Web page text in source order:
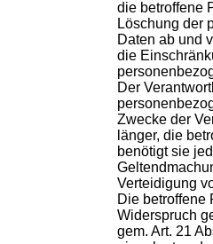
die betroffene
Löschung der
Daten ab und
die
Der
Zwecke der
länger, die
benötigt sie
Verteidigung
Die betroffene
Widerspruch
gem. Art. 21